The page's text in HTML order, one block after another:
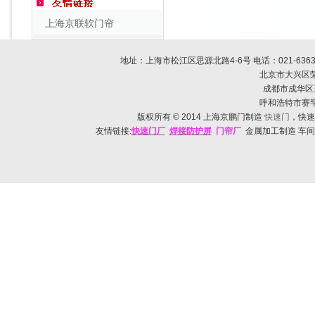
上海京联软门帘
地址：上海市松江区思源北路4-6号 电话： 021-
北京市大兴区
成都市成华区
呼和浩特市赛
版权所有 © 2014 上海京鹏门制造 快速门 ，快
友情链接:快速门 厂 焊接防护屏 门帘厂 金属加工制造 车